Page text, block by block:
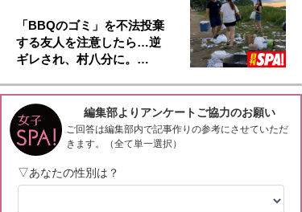
「BBQのゴミ」を不法投棄
する友人を注意したら…逆
ギレされ、村八分に。…